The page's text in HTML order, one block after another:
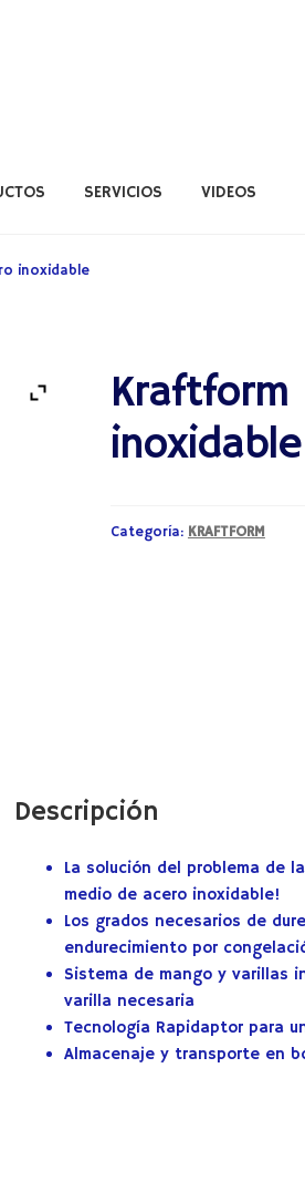
SERVICIOS VIDEOS
VIDEOS
inoxidable
inoxidable
Categoría: KRAFTFORM
Descripción
La solución del problema de
medio de acero inoxidable!
Los grados necesarios de
endurecimiento por
Sistema de mango y varillas
varilla necesaria
Tecnología Rapidaptor para
Almacenaje y transporte en